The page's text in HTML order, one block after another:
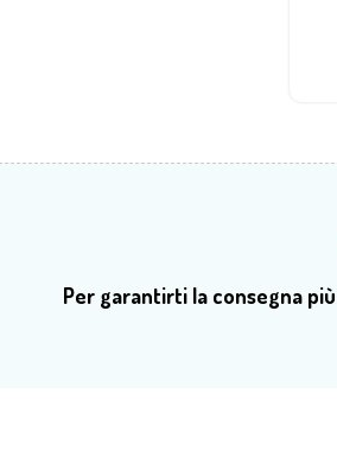
Per garantirti la consegna